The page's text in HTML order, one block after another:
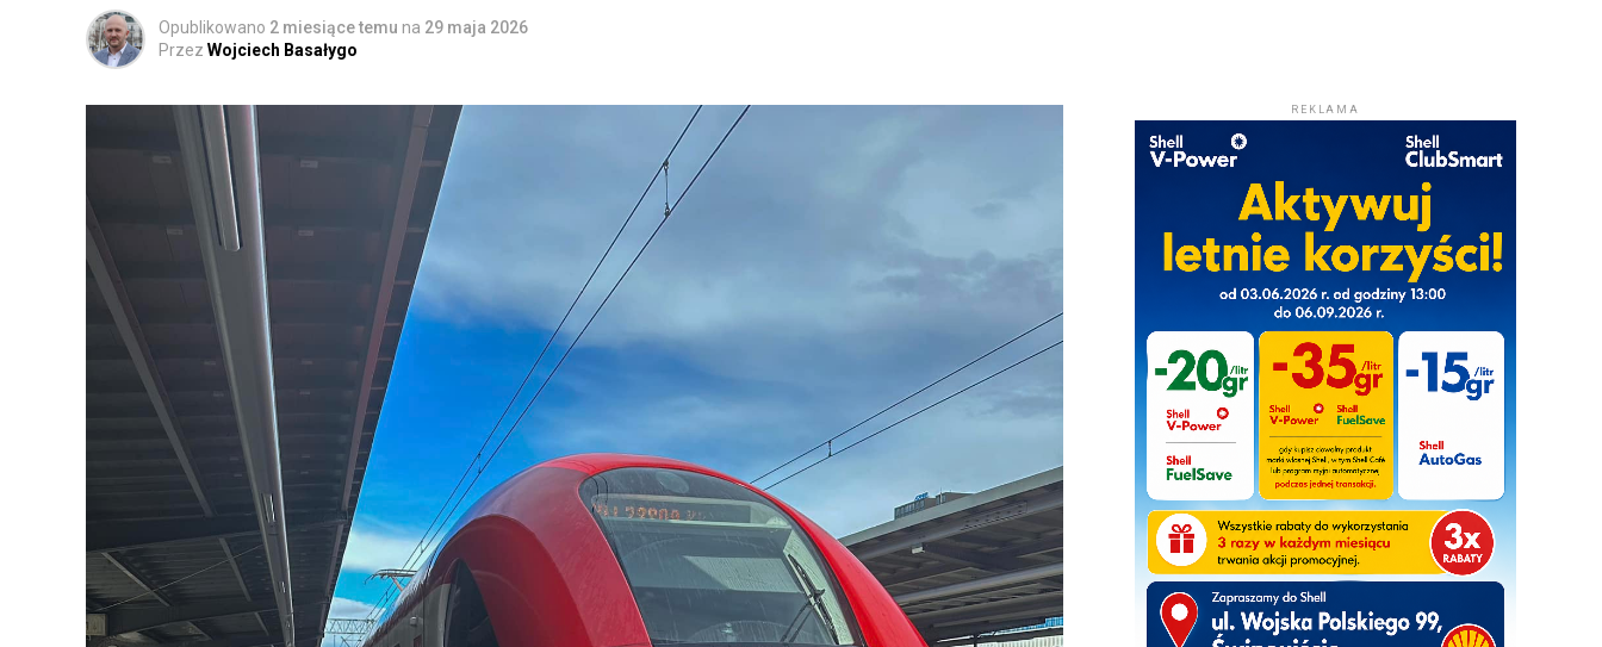
Opublikowano 2 miesiące temu na 29 maja 2026
Przez Wojciech Basałygo
REKLAMA